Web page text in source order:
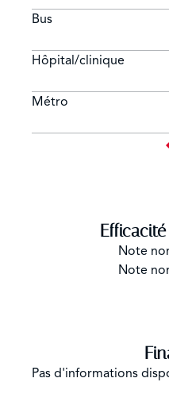
Bus
Hôpital/clinique
Métro
Note
Note
Pas d'informations